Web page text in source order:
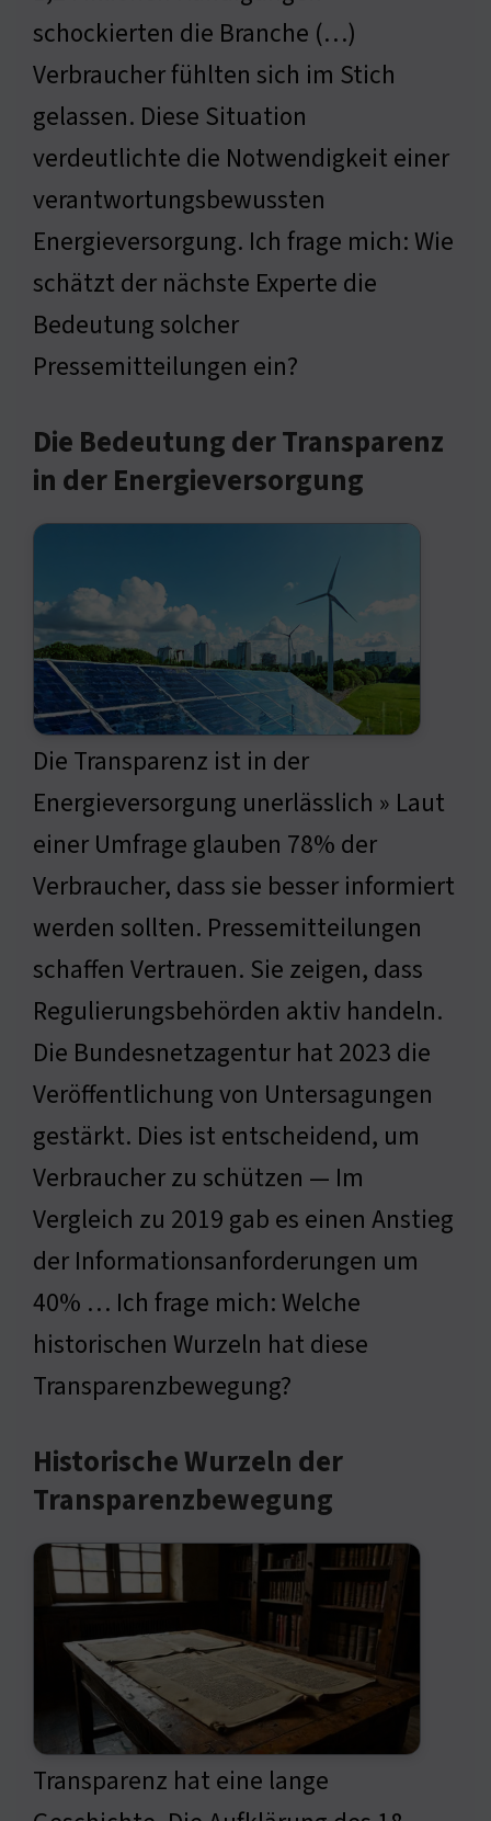
schockierten die Branche (…)
Verbraucher fühlten sich im Stich
gelassen. Diese Situation
verdeutlichte die Notwendigkeit einer
verantwortungsbewussten
Energieversorgung. Ich frage mich: Wie
schätzt der nächste Experte die
Bedeutung solcher
Pressemitteilungen ein?
Die Bedeutung der Transparenz
in der Energieversorgung
Die Transparenz ist in der
Energieversorgung unerlässlich » Laut
einer Umfrage glauben 78% der
Verbraucher, dass sie besser informiert
werden sollten. Pressemitteilungen
schaffen Vertrauen. Sie zeigen, dass
Regulierungsbehörden aktiv handeln.
Die Bundesnetzagentur hat 2023 die
Veröffentlichung von Untersagungen
gestärkt. Dies ist entscheidend, um
Verbraucher zu schützen — Im
Vergleich zu 2019 gab es einen Anstieg
der Informationsanforderungen um
40% … Ich frage mich: Welche
historischen Wurzeln hat diese
Transparenzbewegung?
Historische Wurzeln der
Transparenzbewegung
Transparenz hat eine lange